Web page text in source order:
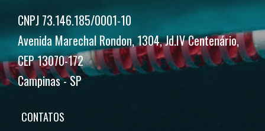
produto
CNPJ 73.146.185/0001-10
Avenida Marechal Rondon, 1304, Jd.IV Centenário,
CEP 13070-172
Campinas - SP
CONTATOS